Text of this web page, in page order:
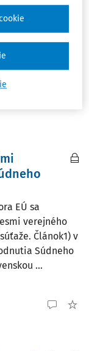
oddlženia
č. 7/2005 Z. z. o
dlžník nemal
EÚ sa
verejného
Článok1) v
Súdneho
...